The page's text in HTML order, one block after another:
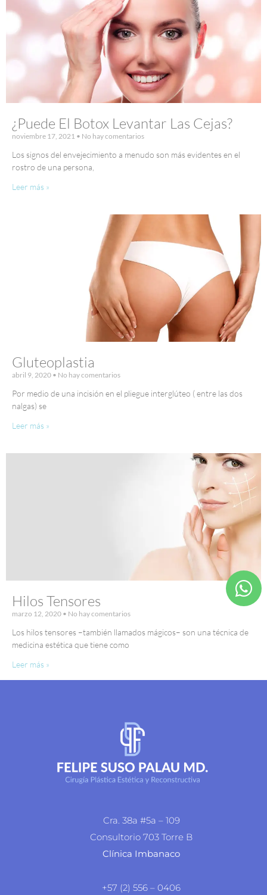
¿Puede El Botox Levantar Las Cejas?
noviembre 17, 2021 No hay comentarios
Los signos del envejecimiento a menudo son más evidentes en el
rostro de una persona,
Leer más »
Gluteoplastia
abril 9, 2020 No hay comentarios
Por medio de una incisión en el pliegue interglúteo ( entre las dos
nalgas) se
Leer más »
Hilos Tensores
marzo 12, 2020 No hay comentarios
Los hilos tensores –también llamados mágicos– son una técnica de
medicina estética que tiene como
Leer más »
Cra. 38a #5a – 109
Consultorio 703 Torre B
Clínica Imbanaco
+57 (2) 556 – 0406